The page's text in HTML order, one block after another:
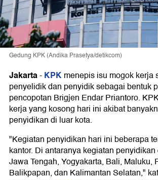
Gedung KPK (Andika Prasetya/detikcom)
Jakarta-KPKmenepis isu mogok kerja
penyelidik dan penyidik sebagai bentuk
pencopotan Brigjen Endar Priantoro.
kerja yang kosong hari ini akibat
penyidikan di luar kota.
"Kegiatan penyidikan hari ini beberapa
kantor. Di antaranya kegiatan penyidikan
Jawa Tengah, Yogyakarta, Bali, Maluku,
Balikpapan, dan Kalimantan Selatan,"